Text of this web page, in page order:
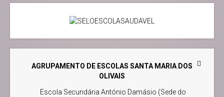
AGRUPAMENTO DE ESCOLAS SANTA MARIA DOS
OLIVAIS
Escola Secundária António Damásio (Sede do